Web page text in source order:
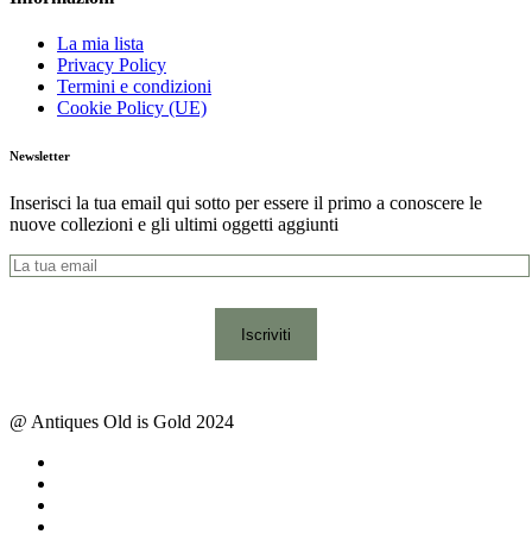
La mia lista
Privacy Policy
Termini e condizioni
Cookie Policy (UE)
Newsletter
Inserisci la tua email qui sotto per essere il primo a conoscere le
nuove collezioni e gli ultimi oggetti aggiunti
@ Antiques Old is Gold 2024